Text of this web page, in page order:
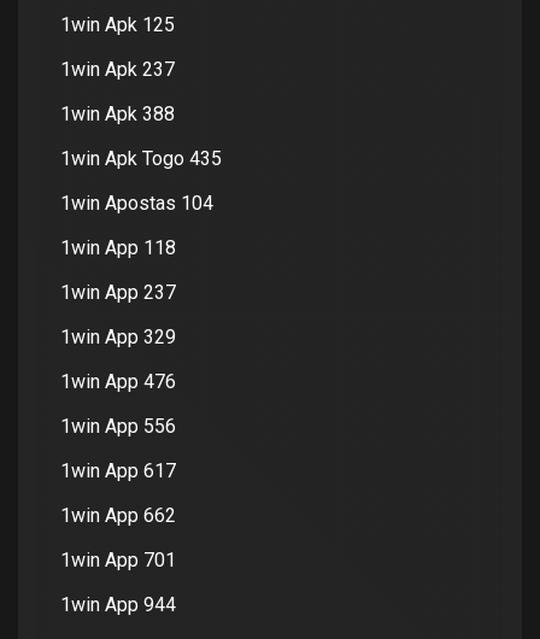
1win Apk 125
1win Apk 237
1win Apk 388
1win Apk Togo 435
1win Apostas 104
1win App 118
1win App 237
1win App 329
1win App 476
1win App 556
1win App 617
1win App 662
1win App 701
1win App 944